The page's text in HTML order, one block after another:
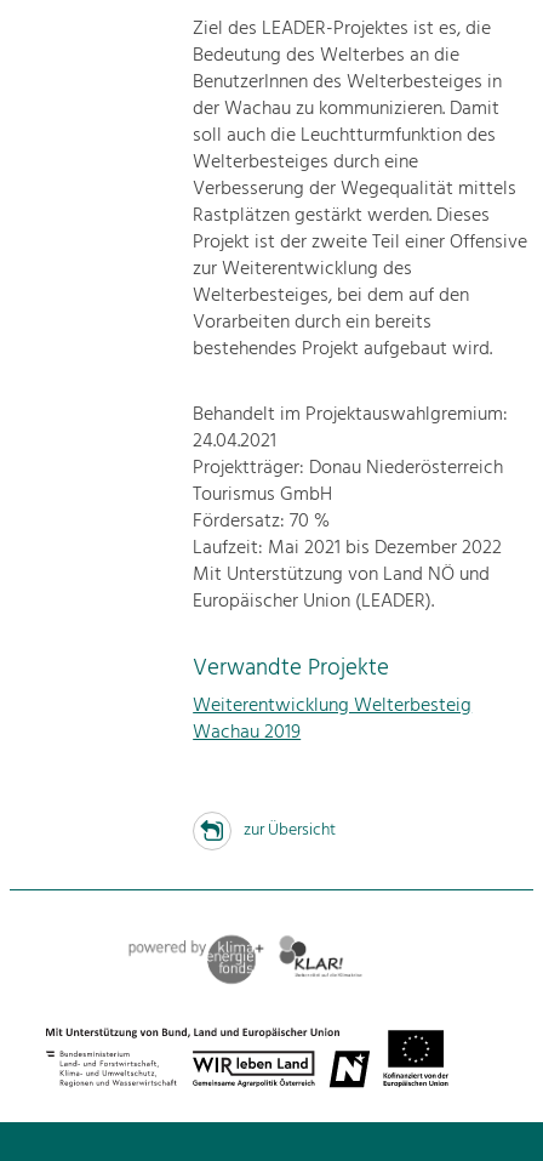
Ziel des LEADER-Projektes ist es, die
Bedeutung des Welterbes an die
BenutzerInnen des Welterbesteiges in
der Wachau zu kommunizieren. Damit
soll auch die Leuchtturmfunktion des
Welterbesteiges durch eine
Verbesserung der Wegequalität mittels
Rastplätzen gestärkt werden. Dieses
Projekt ist der zweite Teil einer Offensive
zur Weiterentwicklung des
Welterbesteiges, bei dem auf den
Vorarbeiten durch ein bereits
bestehendes Projekt aufgebaut wird.
Behandelt im Projektauswahlgremium:
24.04.2021
Projektträger: Donau Niederösterreich
Tourismus GmbH
Fördersatz: 70 %
Laufzeit: Mai 2021 bis Dezember 2022
Mit Unterstützung von Land NÖ und
Europäischer Union (LEADER).
Verwandte Projekte
Weiterentwicklung Welterbesteig
Wachau 2019
zur Übersicht